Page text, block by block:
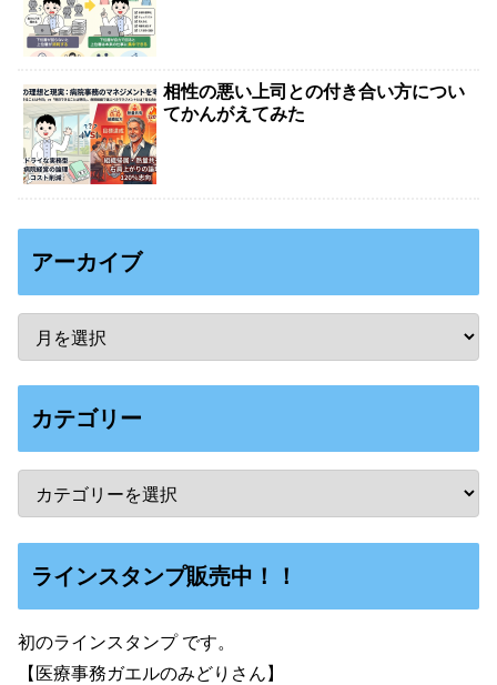
相性の悪い上司との付き合い方につい
てかんがえてみた
アーカイブ
カテゴリー
ラインスタンプ販売中！！
初のラインスタンプ です。
【医療事務ガエルのみどりさん】